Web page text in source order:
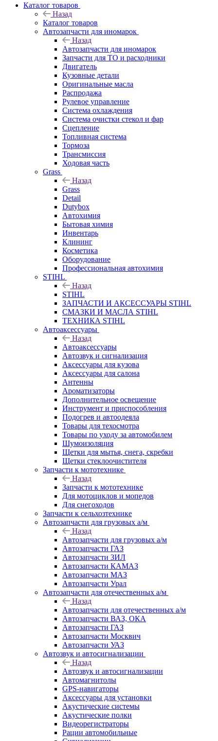
Каталог товаров
Назад
Каталог товаров
Автозапчасти для иномарок
Назад
Автозапчасти для иномарок
Запчасти для ТО и расходники
Двигатель
Кузовные детали
Оригинальные масла
Распродажа
Рулевое управление
Система охлаждения
Система очистки стекол и фар
Сцепление
Топливная система
Тормоза
Трансмиссия
Ходовая часть
Grass
Назад
Grass
Detail
Dutybox
Автохимия
Бытовая химия
Инвентарь
Клининг
Косметика
Оборудование
Профессиональная автохимия
STIHL
Назад
STIHL
ЗАПЧАСТИ И АКСЕССУАРЫ STIHL
СМАЗКИ И МАСЛА STIHL
ТЕХНИКА STIHL
Автоаксессуары
Назад
Автоаксессуары
Автозвук и сигнализация
Аксессуары для кузова
Аксессуары для салона
Антенны
Ароматизаторы
Дополнительное освещение
Инструмент и приспособления
Подогрев и автоодеяла
Товары для техосмотра
Товары по уходу за автомобилем
Шумоизоляция
Щетки для мытья, снега, скребки
Щетки стеклоочистителя
Запчасти к мототехнике
Назад
Запчасти к мототехнике
Для мотоциклов и мопедов
Для снегоходов
Запчасти к сельхозтехнике
Автозапчасти для грузовых а/м
Назад
Автозапчасти для грузовых а/м
Автозапчасти ГАЗ
Автозапчасти ЗИЛ
Автозапчасти КАМАЗ
Автозапчасти МАЗ
Автозапчасти Урал
Автозапчасти для отечественных а/м
Назад
Автозапчасти для отечественных а/м
Автозапчасти ВАЗ, ОКА
Автозапчасти ГАЗ
Автозапчасти Москвич
Автозапчасти УАЗ
Автозвук и автосигнализации
Назад
Автозвук и автосигнализации
Автомагнитолы
GPS-навигаторы
Аксессуары для установки
Акустические системы
Акустические полки
Видеорегистраторы
Рации автомобильные